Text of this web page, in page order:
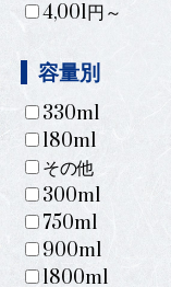
4,001円～
容量別
330ml
180ml
その他
300ml
750ml
900ml
1800ml